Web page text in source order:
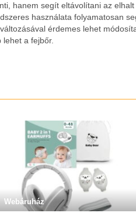
hanem segít eltávolítani az
használata folyamatosan
érdemes lehet
a fejbőr.
Webáruház